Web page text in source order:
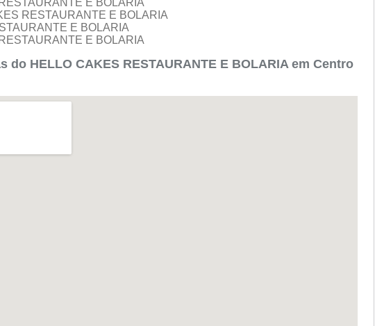
E BOLARIA
RESTAURANTE E BOLARIA
E BOLARIA
E BOLARIA
do HELLO CAKES RESTAURANTE E BOLARIA em Centro